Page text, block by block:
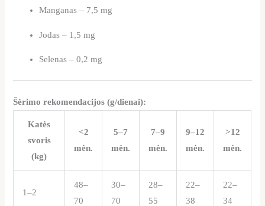
Manganas – 7,5 mg
Jodas – 1,5 mg
Selenas – 0,2 mg
Šėrimo rekomendacijos (g/dienai):
Katės
svoris
(kg)
<2
mėn.
5–7
mėn.
7–9
mėn.
9–12
mėn.
>12
mėn.
1–2
48–
70
30–
70
28–
55
22–
38
22–
34